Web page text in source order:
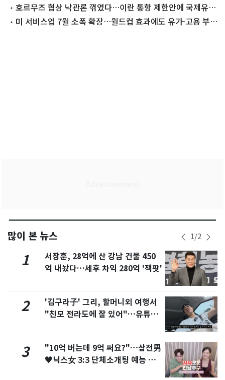
지표 대기"
호르무즈 협상 낙관론 꺾였다…이란 통항 제한안에 국제유가
4% 급등
미 서비스업 7월 소폭 확장…월드컵 효과에도 유가·고용 부
많이 본 뉴스 1/2
1
서장훈, 28억에 산 강남 건물 450
억 내놨다…세후 차익 280억 '잭팟'
2
'김구라子' 그리, 할머니외 여행서
"친모 전라도에 잘 있어"…유튜브
3
"10억 버는데 9억 써요?"…삼전男
♥닉스女 3:3 단체소개팅 예능 화